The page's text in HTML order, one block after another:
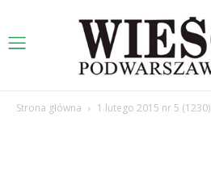
Strona główna 1 lutego 2015 nr 5 (1230)